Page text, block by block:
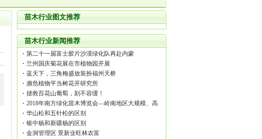
苗木行业图文推荐
苗木行业新闻推荐
第二十一届富士胶片沙漠绿化队再赴内蒙
兰州国庆菊花展在市植物园开展
蓝天下，三角梅盛放装扮福州天桥
濒危植物平当树花开研究所
拯救百花山葡萄，刻不容缓！
2018年南方绿化苗木博览会—岭南地区大规模、高
水平的盆景嘉年华
华山松和五针松的区别
银中杨和新疆杨的区别
金洞管理区 景新业旺林农富